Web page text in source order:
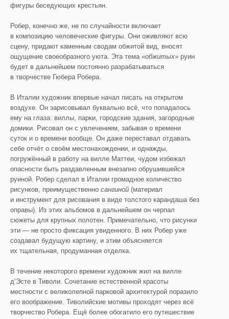
фигуры беседующих крестьян.
Робер, конечно же, не по случайности включает
в композицию человеческие фигуры. Они оживляют всю
сцену, придают каменным сводам обжитой вид, вносят
ощущение своеобразного уюта. Эта тема «обжитых» руин
будет в дальнейшем постоянно разрабатываться
в творчестве Гюбера Робера.
В Италии художник впервые начал писать на открытом
воздухе. Он зарисовывал буквально всё, что попадалось
ему на глаза: виллы, парки, городские здания, загородные
домики. Рисовал он с увлечением, забывая о времени
суток и о времени вообще. Он даже переставал отдавать
себе отчёт о своём местонахождении, и однажды,
погружённый в работу на вилле Маттеи, чудом избежал
опасности быть раздавленным внезапно обрушившейся
руиной. Робер сделал в Италии громадное количество
рисунков, преимущественно сангиной (материал
и инструмент для рисования в виде толстого карандаша без
оправы). Из этих альбомов в дальнейшем он черпал
сюжеты для крупных полотен. Примечательно, что рисунки
эти — не просто фиксация увиденного. В них Робер уже
создавал будущую картину, и этим объясняется
их тщательная, продуманная отделка.
В течение некоторого времени художник жил на вилле
д’Эсте в Тиволи. Сочетание естественной красоты
местности с великолепной парковой архитектурой поразило
его воображение. Тиволийские мотивы проходят через всё
творчество Робера. Ещё более обогатило его путешествие